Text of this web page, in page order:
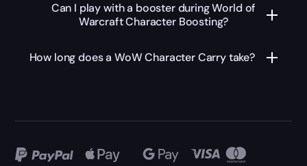
Can I play with a booster during World of
Warcraft Character Boosting?
How long does a WoW Character Carry take?